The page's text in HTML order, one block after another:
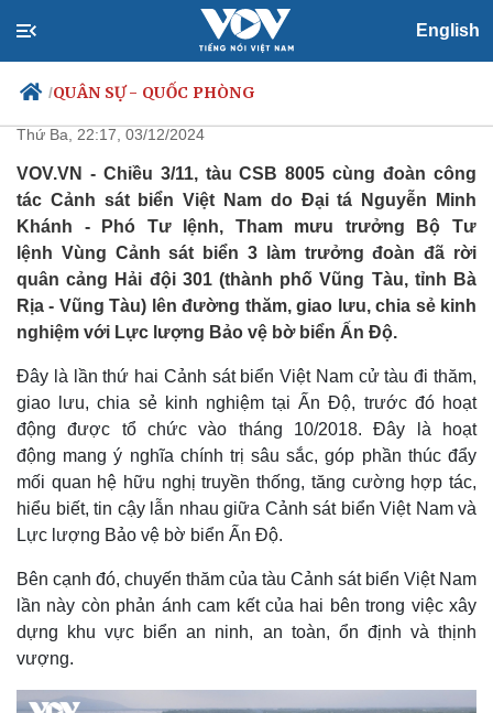
English
/QUÂN SỰ - QUỐC PHÒNG
Chính trị
Đảng
Tổ chức nhân sự
Quốc hội
Nhận diện sự thật
Xã hội
Tin 24h
Dự báo thời tiết
Giáo dục
Dấu ấn VOV
Việc làm
Tàu Cảnh sát biển Việt Nam lên
đường tới Ấn Độ
Thứ Ba, 22:17, 03/12/2024
VOV.VN - Chiều 3/11, tàu CSB 8005 cùng đoàn công
tác Cảnh sát biển Việt Nam do Đại tá Nguyễn Minh
Khánh - Phó Tư lệnh, Tham mưu trưởng Bộ Tư
lệnh Vùng Cảnh sát biển 3 làm trưởng đoàn đã rời
quân cảng Hải đội 301 (thành phố Vũng Tàu, tỉnh Bà
Rịa - Vũng Tàu) lên đường thăm, giao lưu, chia sẻ kinh
nghiệm với Lực lượng Bảo vệ bờ biển Ấn Độ.
Đây là lần thứ hai Cảnh sát biển Việt Nam cử tàu đi thăm,
giao lưu, chia sẻ kinh nghiệm tại Ấn Độ, trước đó hoạt
động được tổ chức vào tháng 10/2018. Đây là hoạt
động mang ý nghĩa chính trị sâu sắc, góp phần thúc đẩy
mối quan hệ hữu nghị truyền thống, tăng cường hợp tác,
hiểu biết, tin cậy lẫn nhau giữa Cảnh sát biển Việt Nam và
Lực lượng Bảo vệ bờ biển Ấn Độ.
Bên cạnh đó, chuyến thăm của tàu Cảnh sát biển Việt Nam
lần này còn phản ánh cam kết của hai bên trong việc xây
dựng khu vực biển an ninh, an toàn, ổn định và thịnh
vượng.